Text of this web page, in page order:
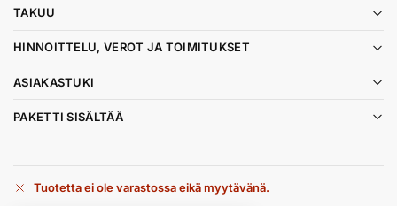
TAKUU
HINNOITTELU, VEROT JA TOIMITUKSET
ASIAKASTUKI
PAKETTI SISÄLTÄÄ
Tuotetta ei ole varastossa eikä myytävänä.